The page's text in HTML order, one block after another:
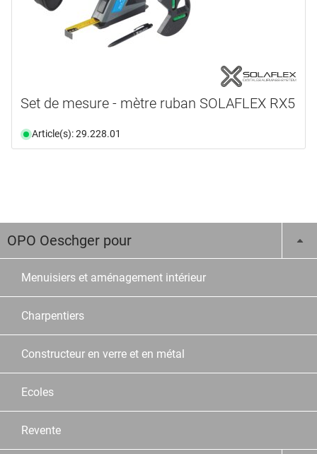
Set de mesure - mètre ruban SOLAFLEX RX5
Article(s): 29.228.01
OPO Oeschger pour
Menuisiers et aménagement intérieur
Charpentiers
Constructeur en verre et en métal
Ecoles
Revente